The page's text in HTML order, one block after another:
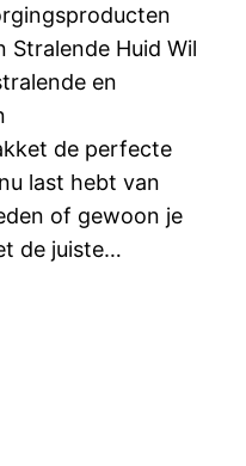
Stralende Huid Wil
en
de perfecte
last hebt van
of gewoon je
de juiste…